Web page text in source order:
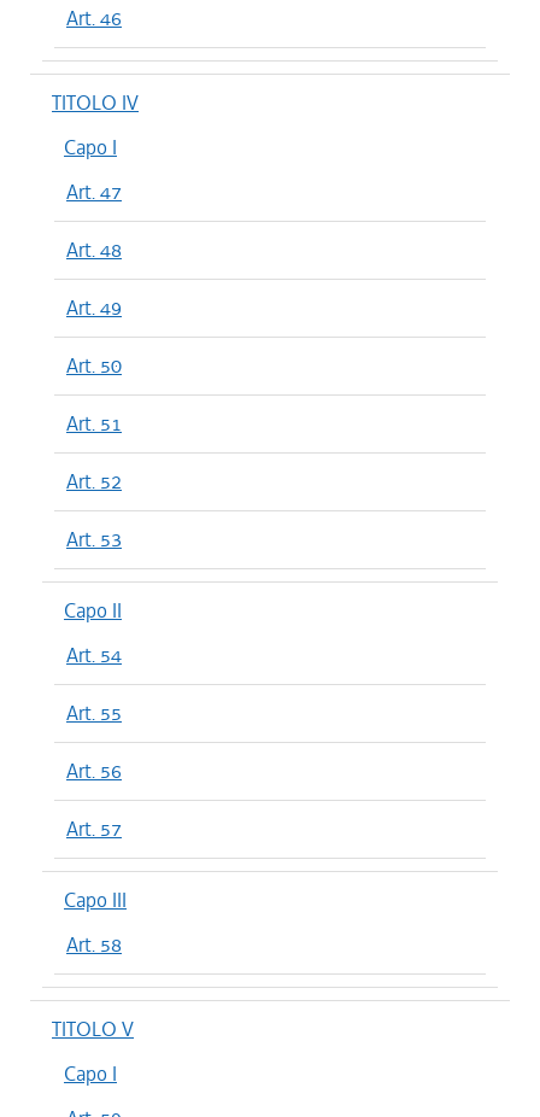
Art. 46
TITOLO IV
Capo I
Art. 47
Art. 48
Art. 49
Art. 50
Art. 51
Art. 52
Art. 53
Capo II
Art. 54
Art. 55
Art. 56
Art. 57
Capo III
Art. 58
TITOLO V
Capo I